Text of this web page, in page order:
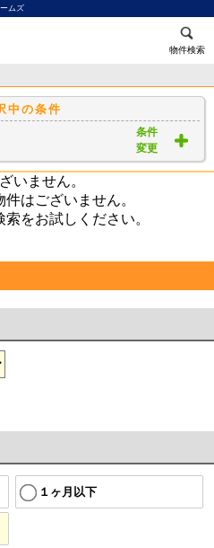
ムズ
物件検索
中の条件
条件
変更
いません。
はございません。
をお試しください。
１ヶ月以下